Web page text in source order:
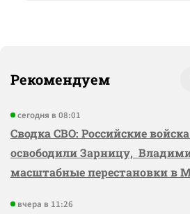
Рекомендуем
сегодня в 08:01
Сводка СВО: Российские
освободили Зарницу,
масштабные перестановки в
вчера в 11:26